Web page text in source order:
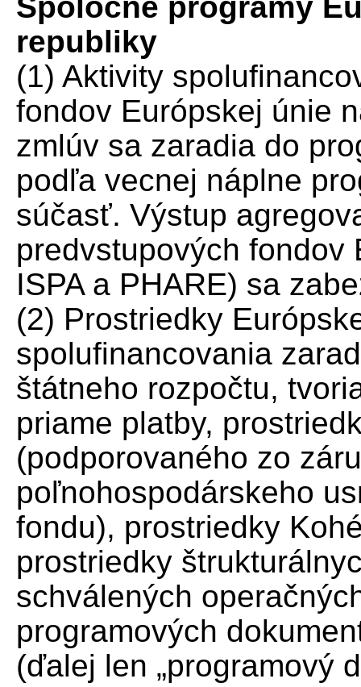
republiky
(1) Aktivity
fondov Európskej únie
zmlúv sa zaradia do
podľa vecnej náplne
súčasť. Výstup
predvstupových fondov
ISPA a PHARE) sa
(2) Prostriedky
spolufinancovania
štátneho rozpočtu,
priame platby,
(podporovaného zo
poľnohospodárskeho
fondu), prostriedky
prostriedky
schválených
programových
(ďalej len „programový